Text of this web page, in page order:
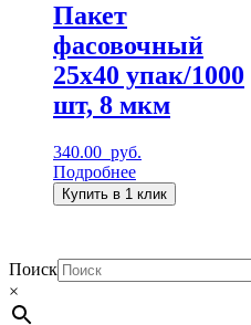
Пакет
фасовочный
25х40 упак/1000
шт, 8 мкм
340.00 руб.
Подробнее
Купить в 1 клик
Поиск
×